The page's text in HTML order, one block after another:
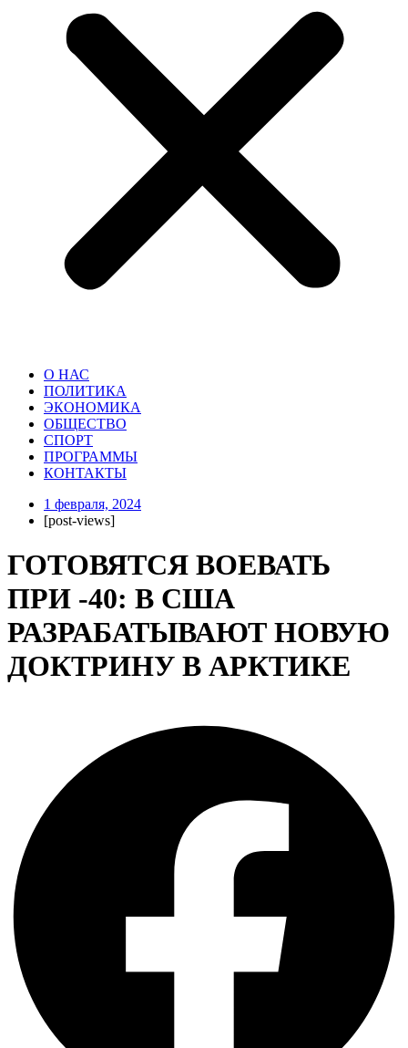
О НАС
ПОЛИТИКА
ЭКОНОМИКА
ОБЩЕСТВО
СПОРТ
ПРОГРАММЫ
КОНТАКТЫ
1 февраля, 2024
[post-views]
ГОТОВЯТСЯ ВОЕВАТЬ
ПРИ -40: В США
РАЗРАБАТЫВАЮТ НОВУЮ
ДОКТРИНУ В АРКТИКЕ